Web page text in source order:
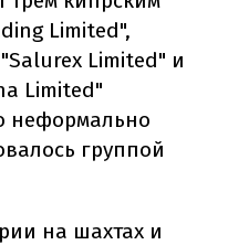
Limited",
Limited" и
Limited"
неформально
группой
на шахтах и